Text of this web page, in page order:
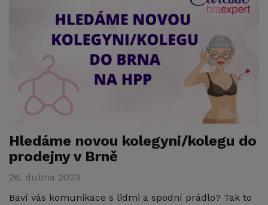
Hledáme novou kolegyni/kolegu do
prodejny v Brně
26. dubna 2023
Baví vás komunikace s lidmi a spodní prádlo? Tak to